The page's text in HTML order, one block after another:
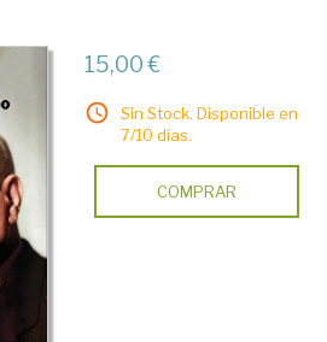
15,00 €
Sin Stock. Disponible en
7/10 días.
COMPRAR